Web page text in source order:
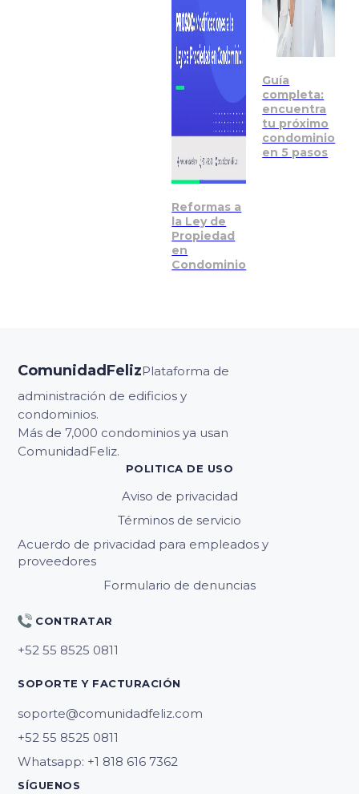
Reformas a
la Ley de
Propiedad
en
Condominio
Guía
completa:
encuentra
tu próximo
condominio
en 5 pasos
ComunidadFelizPlataforma de
administración de edificios y
condominios.
Más de 7,000 condominios ya usan
ComunidadFeliz.
POLITICA DE USO
Aviso de privacidad
Términos de servicio
Acuerdo de privacidad para empleados y
proveedores
Formulario de denuncias
CONTRATAR
SOPORTE Y FACTURACIÓN
soporte@comunidadfeliz.com
Whatsapp: +1 818 616 7362
SÍGUENOS